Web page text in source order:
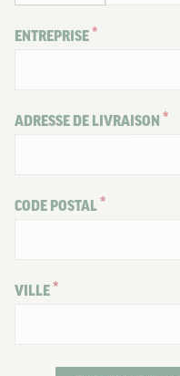
ENTREPRISE
ADRESSE DE LIVRAISON
CODE POSTAL
VILLE